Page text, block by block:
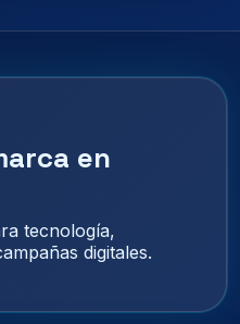
en
tecnología,
digitales.